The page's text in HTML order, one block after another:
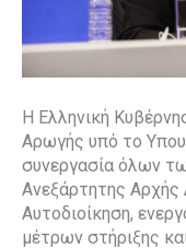
Η Ελληνική
Αρωγής υπό το
συνεργασία όλων
Ανεξάρτητης Αρχής
Αυτοδιοίκηση,
μέτρων στήριξης